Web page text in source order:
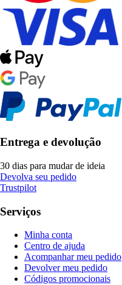
Entrega e devolução
30 dias para mudar de ideia
Devolva seu pedido
Trustpilot
Serviços
Minha conta
Centro de ajuda
Acompanhar meu pedido
Devolver meu pedido
Códigos promocionais